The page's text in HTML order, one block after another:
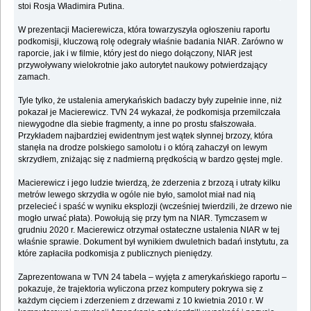
stoi Rosja Władimira Putina.
W prezentacji Macierewicza, która towarzyszyła ogłoszeniu raportu
podkomisji, kluczową rolę odegrały właśnie badania NIAR. Zarówno w
raporcie, jak i w filmie, który jest do niego dołączony, NIAR jest
przywoływany wielokrotnie jako autorytet naukowy potwierdzający
zamach.
Tyle tylko, że ustalenia amerykańskich badaczy były zupełnie inne, niż
pokazał je Macierewicz. TVN 24 wykazał, że podkomisja przemilczała
niewygodne dla siebie fragmenty, a inne po prostu sfałszowała.
Przykładem najbardziej ewidentnym jest wątek słynnej brzozy, która
stanęła na drodze polskiego samolotu i o którą zahaczył on lewym
skrzydłem, zniżając się z nadmierną prędkością w bardzo gęstej mgle.
Macierewicz i jego ludzie twierdzą, że zderzenia z brzozą i utraty kilku
metrów lewego skrzydła w ogóle nie było, samolot miał nad nią
przelecieć i spaść w wyniku eksplozji (wcześniej twierdzili, że drzewo nie
mogło urwać płata). Powołują się przy tym na NIAR. Tymczasem w
grudniu 2020 r. Macierewicz otrzymał ostateczne ustalenia NIAR w tej
właśnie sprawie. Dokument był wynikiem dwuletnich badań instytutu, za
które zapłaciła podkomisja z publicznych pieniędzy.
Zaprezentowana w TVN 24 tabela – wyjęta z amerykańskiego raportu –
pokazuje, że trajektoria wyliczona przez komputery pokrywa się z
każdym cięciem i zderzeniem z drzewami z 10 kwietnia 2010 r. W